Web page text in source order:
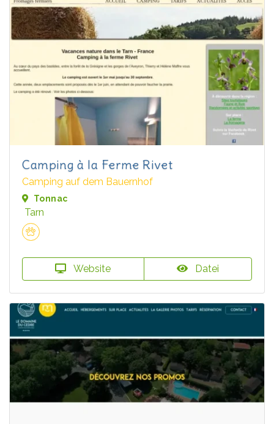
Camping à la Ferme Rivet
Camping auf dem Bauernhof
Tonnac
Tarn
Website Datei